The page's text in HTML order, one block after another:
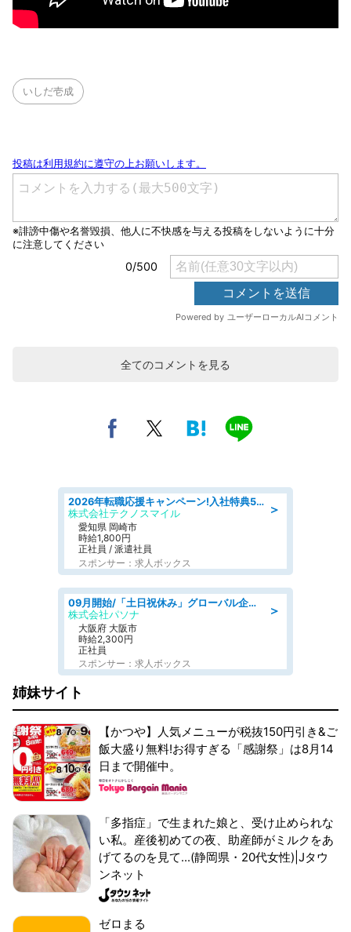
いしだ壱成
全てのコメントを見る
＞
2026年転職応援キャンペーン!入社特典58万円/デンソーで働こう!自動車工場で小型部品の検査業務 denso aichi
株式会社テクノスマイル
愛知県 岡崎市
時給1,800円
正社員 / 派遣社員
スポンサー：求人ボックス
＞
09月開始/「土日祝休み」グローバル企業での産業保健のお仕事/保健師/高時給/残業なし/服装自由
株式会社パソナ
大阪府 大阪市
時給2,300円
正社員
スポンサー：求人ボックス
姉妹サイト
【かつや】人気メニューが税抜150円引き&ご
飯大盛り無料!お得すぎる「感謝祭」は8月14
日まで開催中。
「多指症」で生まれた娘と、受け止められな
い私。産後初めての夜、助産師がミルクをあ
げてるのを見て...(静岡県・20代女性)|Jタウ
ンネット
ゼロまる